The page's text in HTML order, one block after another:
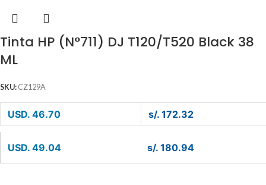
Tinta HP (N°711) DJ T120/T520 Black 38
ML
SKU: CZ129A
USD. 46.70 s/. 172.32
USD. 49.04 s/. 180.94